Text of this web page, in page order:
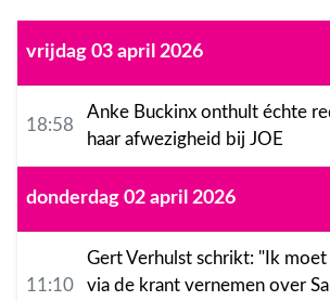
vrijdag 03 april 2026
18:58
Anke Buckinx onthult échte
haar afwezigheid bij JOE
donderdag 02 april 2026
11:10
Gert Verhulst schrikt: "Ik
via de krant vernemen over